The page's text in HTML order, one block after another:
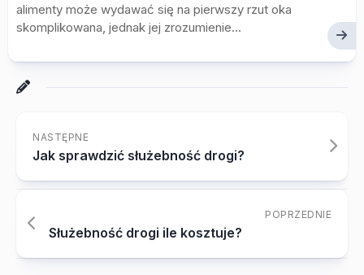
alimenty może wydawać się na pierwszy rzut oka
skomplikowana, jednak jej zrozumienie...
NASTĘPNE
Jak sprawdzić służebność drogi?
POPRZEDNIE
Służebność drogi ile kosztuje?